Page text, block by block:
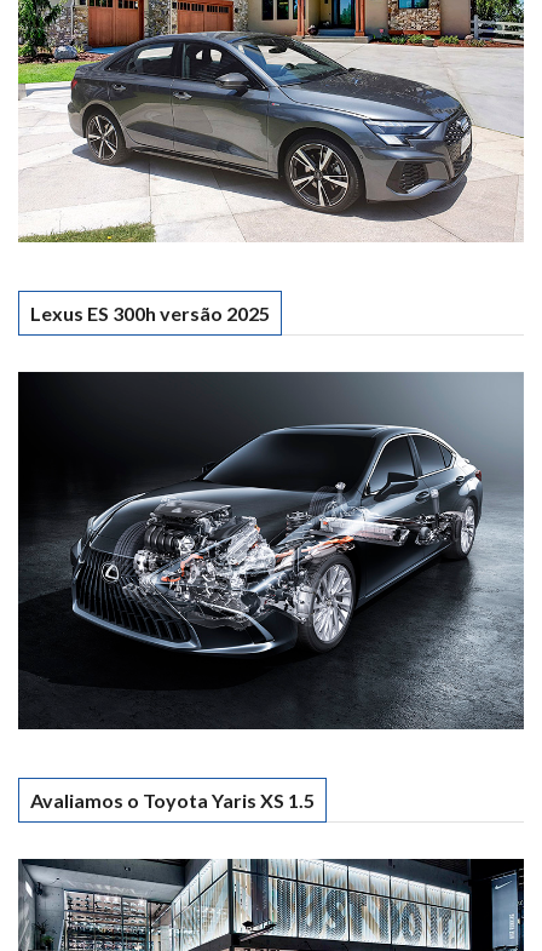
Lexus ES 300h versão 2025
Avaliamos o Toyota Yaris XS 1.5